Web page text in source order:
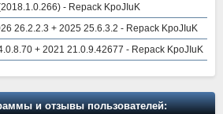
- Repack KpoJIuK
26.2.2.3 + 2025 25.6.3.2 - Repack KpoJIuK
+ 2021 21.0.9.42677 - Repack KpoJIuK
и отзывы пользователей: